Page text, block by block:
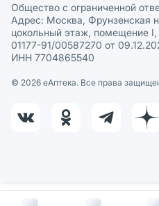
Общество с ограниченной
Адрес: Москва, Фрунзенская
цокольный этаж, помещение
01177-91/00587270 от
ИНН 7704865540
© 2026 eАптека. Все права